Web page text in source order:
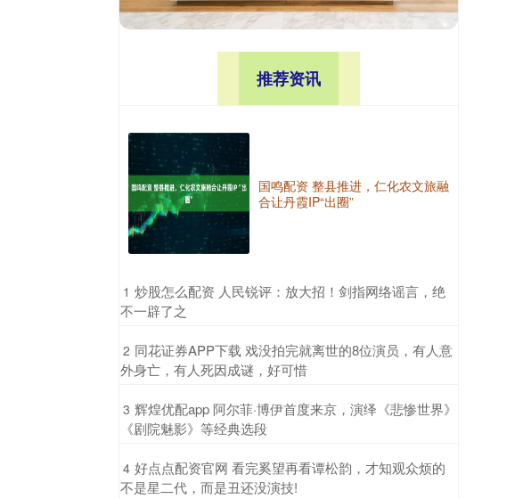
推荐资讯
国鸣配资 整县推进，仁化农文旅融
合让丹霞IP“出圈”
1 ​炒股怎么配资 人民锐评：放大招！剑指网络谣言，绝
不一辟了之
2 ​同花证券APP下载 戏没拍完就离世的8位演员，有人意
外身亡，有人死因成谜，好可惜
3 ​辉煌优配app 阿尔菲·博伊首度来京，演绎《悲惨世界》
《剧院魅影》等经典选段
4 ​好点点配资官网 看完奚望再看谭松韵，才知观众烦的
不是星二代，而是丑还没演技!